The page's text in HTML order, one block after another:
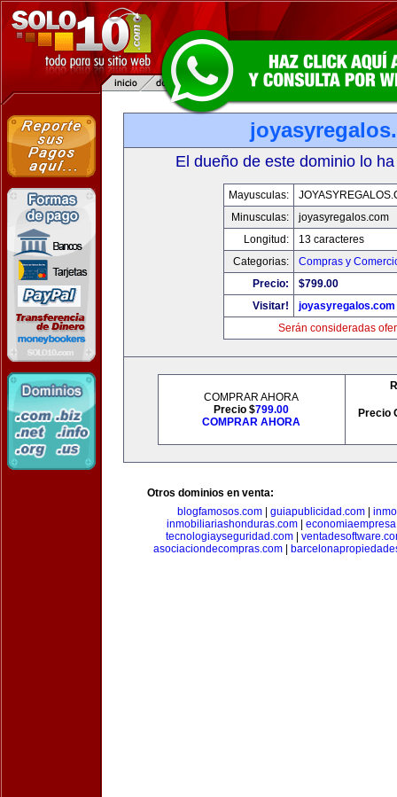
El dueño de este dominio lo
Mayusculas:
Minusculas:
joyasyregalos.com
Longitud:
13 caracteres
Categorias:
Compras y
Precio:
$799.00
Visitar!
joyasyregalos.com
Serán consideradas
COMPRAR AHORA
Precio $799.00
COMPRAR AHORA
Precio
Otros dominios en venta:
blogfamosos.com
guiapublicidad.com
inmobiliariashonduras.com
tecnologiayseguridad.com|
asociaciondecompras.com|